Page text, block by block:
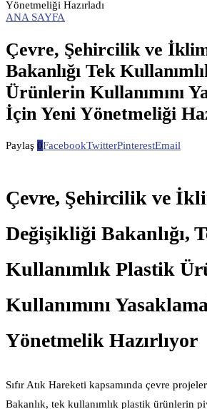
Yönetmeliği Hazırladı
ANA SAYFA
Çevre, Şehircilik ve
Bakanlığı Tek
Ürünlerin Kullanımını
İçin Yeni Yönetmeliği
Paylaş 0FacebookTwitterPinterestEmail
Çevre, Şehircilik ve
Değişikliği Bakanlığı,
Kullanımlık Plastik
Kullanımını
Yönetmelik Hazırlıyor
Sıfır Atık Hareketi kapsamında çevre
Bakanlık, tek kullanımlık plastik ürünlerin